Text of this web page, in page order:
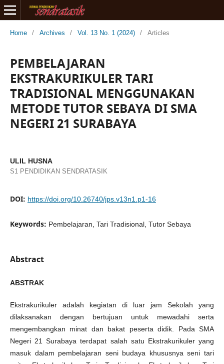
Home / Archives / Vol. 13 No. 1 (2024) / Articles
PEMBELAJARAN
EKSTRAKURIKULER TARI
TRADISIONAL MENGGUNAKAN
METODE TUTOR SEBAYA DI SMA
NEGERI 21 SURABAYA
ULIL HUSNA
S1 PENDIDIKAN SENDRATASIK
DOI: https://doi.org/10.26740/jps.v13n1.p1-16
Keywords: Pembelajaran, Tari Tradisional, Tutor Sebaya
Abstract
ABSTRAK
Ekstrakurikuler adalah kegiatan di luar jam Sekolah yang
dilaksanakan dengan bertujuan untuk mewadahi serta
mengembangkan minat dan bakat peserta didik. Pada SMA
Negeri 21 Surabaya terdapat salah satu Ekstrakurikuler yang
masuk dalam pembelajaran seni budaya khususnya seni tari